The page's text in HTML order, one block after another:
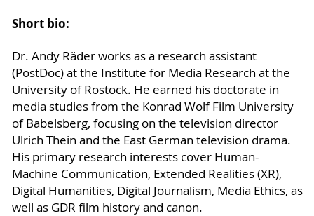
Short bio:
Dr. Andy Räder works as a research assistant
(PostDoc) at the Institute for Media Research at the
University of Rostock. He earned his doctorate in
media studies from the Konrad Wolf Film University
of Babelsberg, focusing on the television director
Ulrich Thein and the East German television drama.
His primary research interests cover Human-
Machine Communication, Extended Realities (XR),
Digital Humanities, Digital Journalism, Media Ethics, as
well as GDR film history and canon.